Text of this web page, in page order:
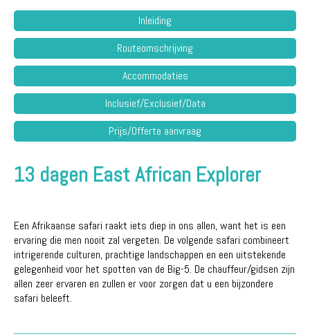
Inleiding
Routeomschrijving
Accommodaties
Inclusief/Exclusief/Data
Prijs/Offerte aanvraag
13 dagen East African Explorer
Een Afrikaanse safari raakt iets diep in ons allen, want het is een
ervaring die men nooit zal vergeten. De volgende safari combineert
intrigerende culturen, prachtige landschappen en een uitstekende
gelegenheid voor het spotten van de Big-5. De chauffeur/gidsen zijn
allen zeer ervaren en zullen er voor zorgen dat u een bijzondere
safari beleeft.